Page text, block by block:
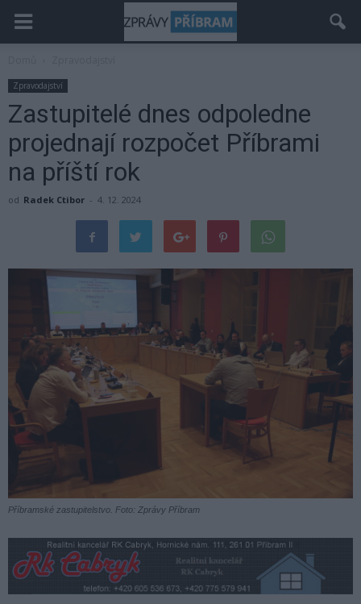
Zpravodajství
Zastupitelé dnes odpoledne
projednají rozpočet Příbrami
na příští rok
od Radek Ctibor - 4. 12. 2024
Příbramské zastupitelstvo. Foto: Zprávy Příbram